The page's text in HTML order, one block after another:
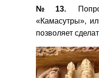
№13.
«Камасутры»,
позволяет